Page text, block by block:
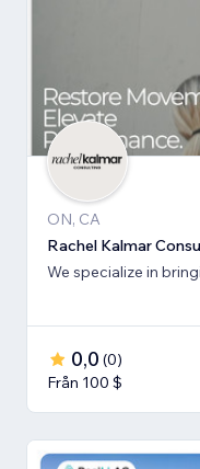
ON, CA
Rachel Kalmar
We specialize in
0,0 (0)
Från 100 $